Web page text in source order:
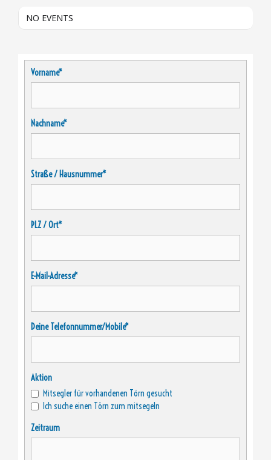
NO EVENTS
Vorname*
Nachname*
Straße / Hausnummer*
PLZ / Ort*
E-Mail-Adresse*
Deine Telefonnummer/Mobile*
Aktion
Mitsegler für vorhandenen Törn gesucht
Ich suche einen Törn zum mitsegeln
Zeitraum